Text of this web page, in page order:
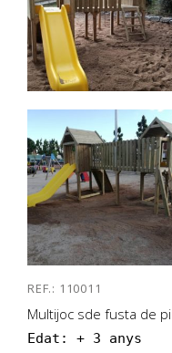
REF.: 110011
Multijoc sde fusta de
Edat: + 3 anys